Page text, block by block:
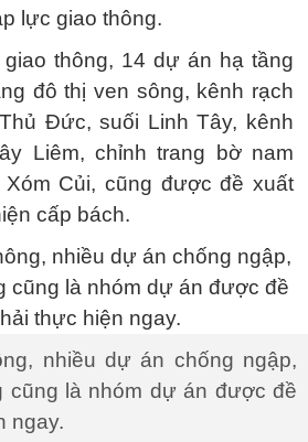
lực giao thông.
thông, 14 dự án hạ tầng
đô thị ven sông, kênh rạch
Đức, suối Linh Tây, kênh
Liêm, chỉnh trang bờ nam
Củi, cũng được đề xuất
cấp bách.
nhiều dự án chống ngập,
cũng là nhóm dự án được đề
ngay.